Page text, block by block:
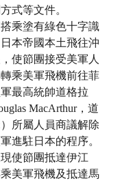
式等文件。
乘塗有綠色十字識
本帝國本土飛往沖
使節團接受美軍人
乘美軍飛機前往菲
最高統帥道格拉
MacArthur，道
所屬人員商議解除
進駐日本的程序。
使節團抵達伊江
美軍飛機及抵達馬